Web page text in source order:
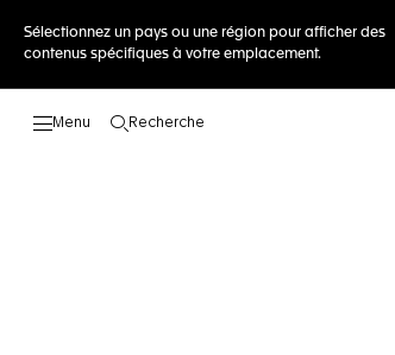
Sélectionnez un pays ou une région pour afficher des
contenus spécifiques à votre emplacement.
Recherche